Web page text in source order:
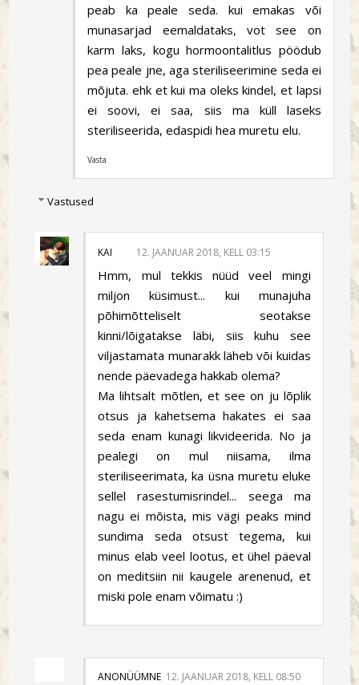
peab ka peale seda. kui emakas või
munasarjad eemaldataks, vot see on
karm laks, kogu hormoontalitlus pöödub
pea peale jne, aga steriliseerimine seda ei
mõjuta. ehk et kui ma oleks kindel, et lapsi
ei soovi, ei saa, siis ma küll laseks
steriliseerida, edaspidi hea muretu elu.
Vasta
Vastused
KAI 12. JAANUAR 2018, KELL 03:15
Hmm, mul tekkis nüüd veel mingi
miljon küsimust... kui munajuha
põhimõtteliselt seotakse
kinni/lõigatakse läbi, siis kuhu see
viljastamata munarakk läheb või kuidas
nende päevadega hakkab olema?
Ma lihtsalt mõtlen, et see on ju lõplik
otsus ja kahetsema hakates ei saa
seda enam kunagi likvideerida. No ja
pealegi on mul niisama, ilma
steriliseerimata, ka üsna muretu eluke
sellel rasestumisrindel... seega ma
nagu ei mõista, mis vägi peaks mind
sundima seda otsust tegema, kui
minus elab veel lootus, et ühel päeval
on meditsiin nii kaugele arenenud, et
miski pole enam võimatu :)
ANONÜÜMNE 12. JAANUAR 2018, KELL 08:50